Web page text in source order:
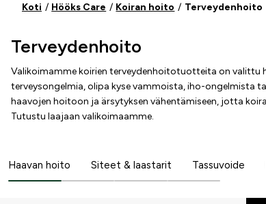
Koti Hööks Care Koiran hoito Terveydenhoito
Terveydenhoito
Valikoimamme koirien terveydenhoitotuotteita on valittu
terveysongelmia, olipa kyse vammoista, iho-ongelmista
haavojen hoitoon ja ärsytyksen vähentämiseen, jotta
Tutustu laajaan valikoimaamme.
Haavan hoito Siteet & laastarit Tassuvoide